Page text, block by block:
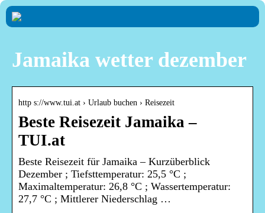
Jamaika wetter dezember
http s://www.tui.at › Urlaub buchen › Reisezeit
Beste Reisezeit Jamaika –
TUI.at
Beste Reisezeit für Jamaika – Kurzüberblick
Dezember ; Tiefsttemperatur: 25,5 °C ;
Maximaltemperatur: 26,8 °C ; Wassertemperatur:
27,7 °C ; Mittlerer Niederschlag …